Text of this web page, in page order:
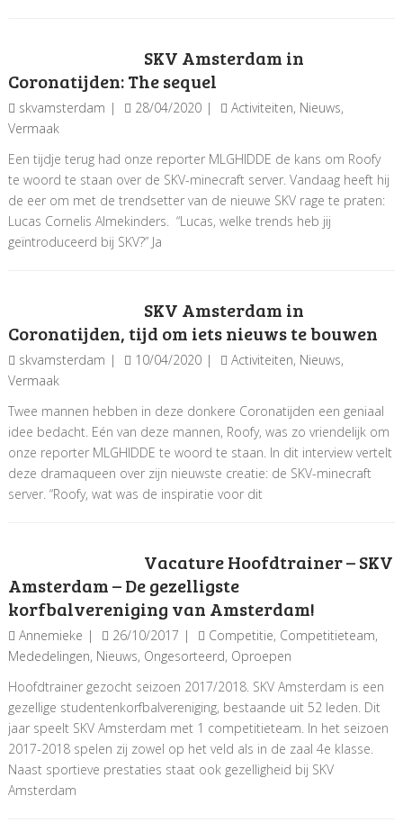
SKV Amsterdam in
Coronatijden: The sequel
skvamsterdam 28/04/2020 Activiteiten, Nieuws,
Vermaak
Een tijdje terug had onze reporter MLGHIDDE de kans om Roofy
te woord te staan over de SKV-minecraft server. Vandaag heeft hij
de eer om met de trendsetter van de nieuwe SKV rage te praten:
Lucas Cornelis Almekinders. “Lucas, welke trends heb jij
geïntroduceerd bij SKV?” Ja
SKV Amsterdam in
Coronatijden, tijd om iets nieuws te bouwen
skvamsterdam 10/04/2020 Activiteiten, Nieuws,
Vermaak
Twee mannen hebben in deze donkere Coronatijden een geniaal
idee bedacht. Eén van deze mannen, Roofy, was zo vriendelijk om
onze reporter MLGHIDDE te woord te staan. In dit interview vertelt
deze dramaqueen over zijn nieuwste creatie: de SKV-minecraft
server. “Roofy, wat was de inspiratie voor dit
Vacature Hoofdtrainer – SKV
Amsterdam – De gezelligste
korfbalvereniging van Amsterdam!
Annemieke 26/10/2017 Competitie, Competitieteam,
Mededelingen, Nieuws, Ongesorteerd, Oproepen
Hoofdtrainer gezocht seizoen 2017/2018. SKV Amsterdam is een
gezellige studentenkorfbalvereniging, bestaande uit 52 leden. Dit
jaar speelt SKV Amsterdam met 1 competitieteam. In het seizoen
2017-2018 spelen zij zowel op het veld als in de zaal 4e klasse.
Naast sportieve prestaties staat ook gezelligheid bij SKV
Amsterdam